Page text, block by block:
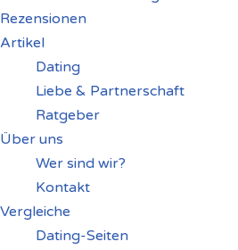
Rezensionen
Artikel
Dating
Liebe & Partnerschaft
Ratgeber
Über uns
Wer sind wir?
Kontakt
Vergleiche
Dating-Seiten